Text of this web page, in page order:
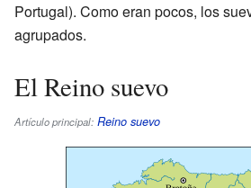
Portugal). Como eran pocos, los
agrupados.
El Reino suevo
Artículo principal: Reino suevo